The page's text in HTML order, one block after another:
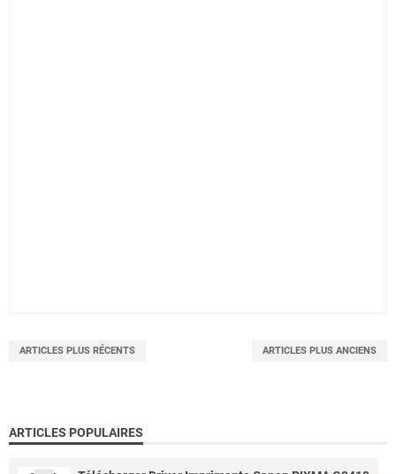
ARTICLES PLUS RÉCENTS ARTICLES PLUS ANCIENS
ARTICLES POPULAIRES